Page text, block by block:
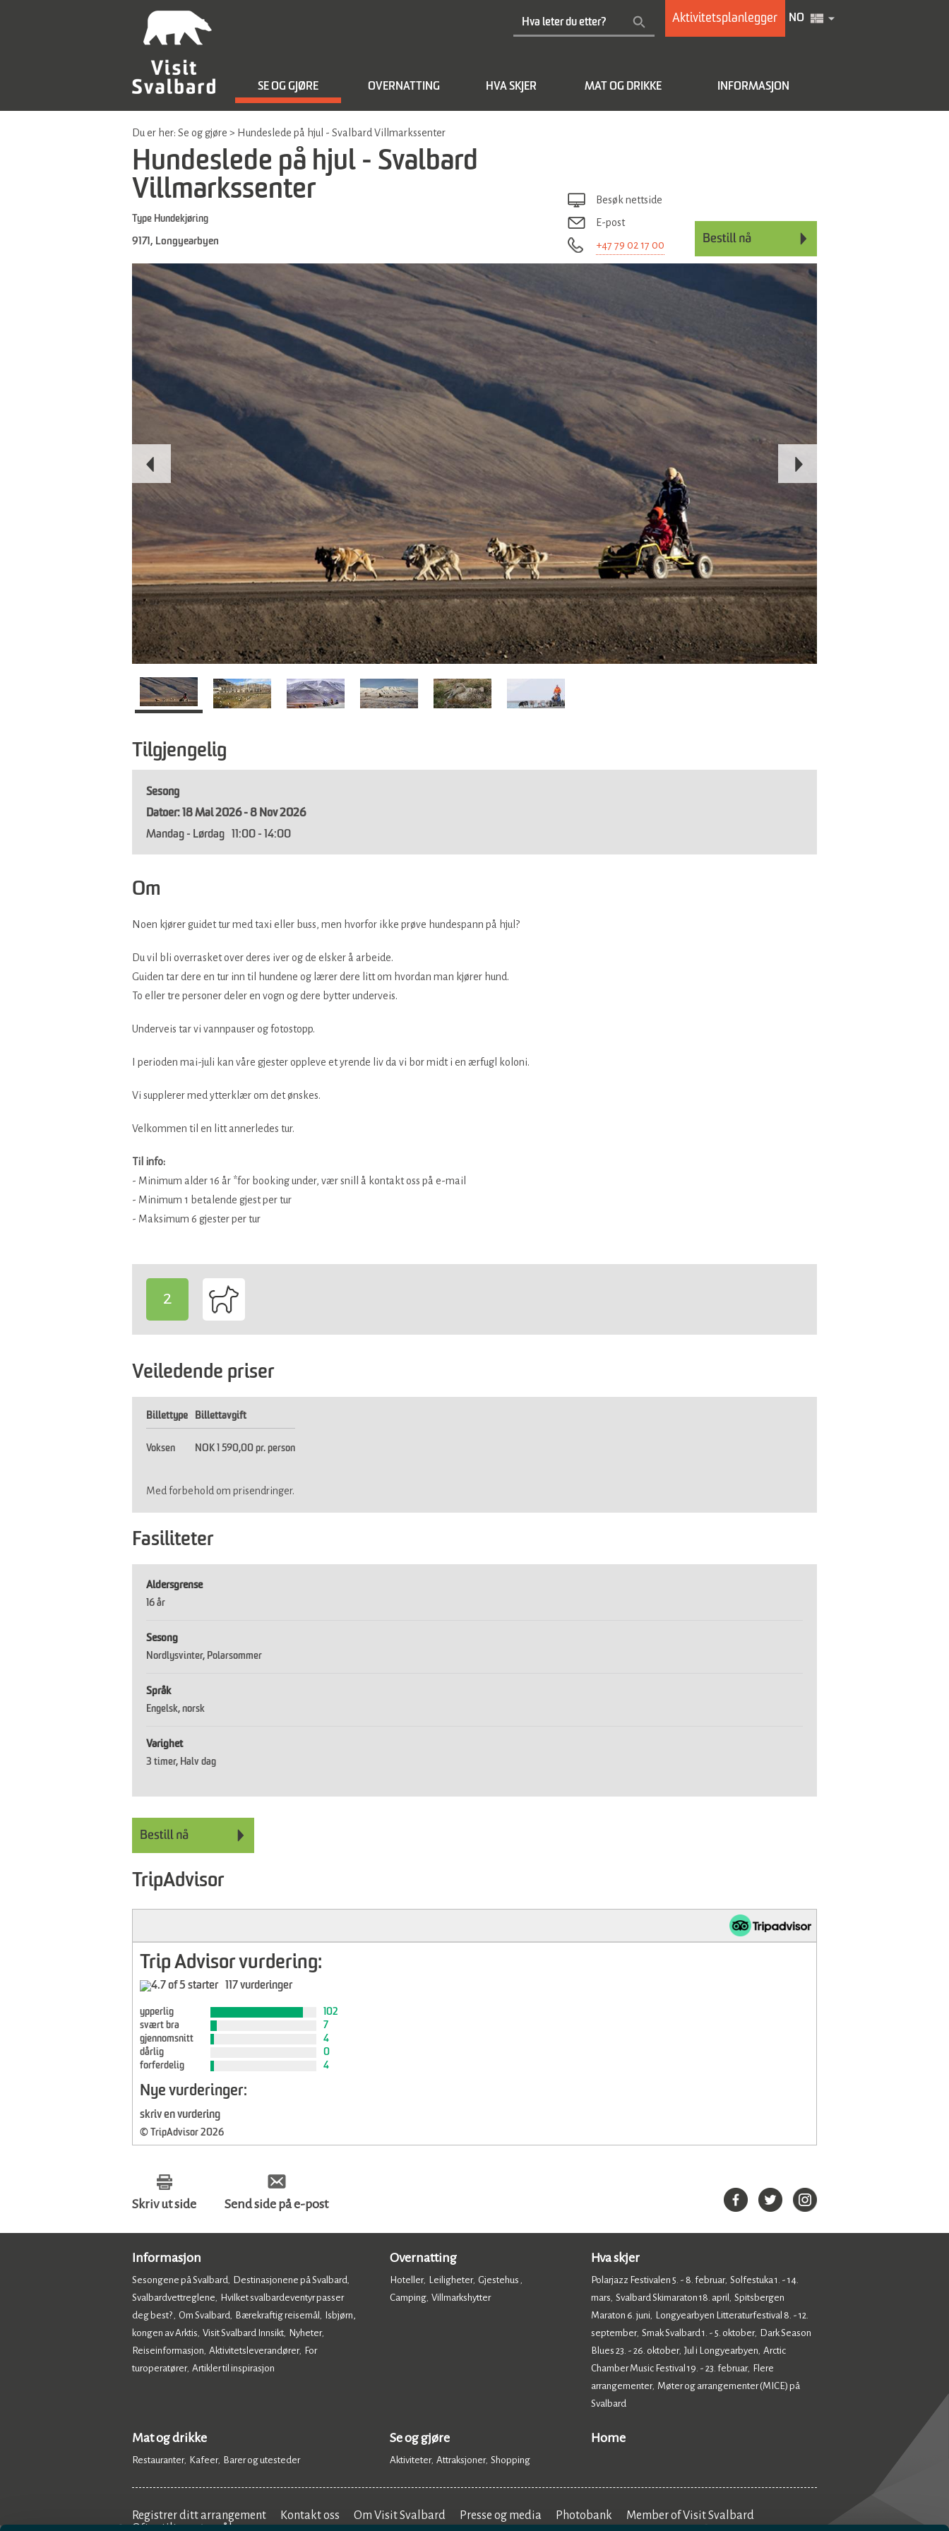
Aktivitetsplanlegger NO
SE OG GJØRE OVERNATTING HVA SKJER MAT OG DRIKKE INFORMASJON
Du er her: Se og gjøre > Hundeslede på hjul - Svalbard Villmarkssenter
Hundeslede på hjul - Svalbard
Villmarkssenter
Type Hundekjøring
9171 , Longyearbyen
Besøk nettside
E-post
+47 79 02 17 00
Tilgjengelig
Sesong
18 Mai 2026 - 8 Nov 2026
Mandag - Lørdag
11:00 - 14:00
Om
Noen kjører guidet tur med taxi eller buss, men hvorfor ikke prøve hundespann på hjul?
Du vil bli overrasket over deres iver og de elsker å arbeide.
Guiden tar dere en tur inn til hundene og lærer dere litt om hvordan man kjører hund.
To eller tre personer deler en vogn og dere bytter underveis.
Underveis tar vi vannpauser og fotostopp.
I perioden mai-juli kan våre gjester oppleve et yrende liv da vi bor midt i en ærfugl koloni.
Vi supplerer med ytterklær om det ønskes.
Velkommen til en litt annerledes tur.
Til info:
- Minimum alder 16 år *for booking under, vær snill å kontakt oss på e-mail
- Minimum 1 betalende gjest per tur
- Maksimum 6 gjester per tur
2
Veiledende priser
Billettype Billettavgift
Voksen NOK 1 590,00 pr. person
Med forbehold om prisendringer.
Fasiliteter
Aldersgrense
16 år
Sesong
Nordlysvinter Polarsommer
Språk
Engelsk norsk
Varighet
3 timer Halv dag
TripAdvisor
Trip Advisor vurdering:
117 vurderinger
ypperlig
102
svært bra
7
gjennomsnitt
4
dårlig
0
forferdelig
4
Nye vurderinger:
skriv en vurdering
© TripAdvisor 2026
Skriv ut side Send side på e-post
Informasjon
Sesongene på Svalbard, Destinasjonene på Svalbard,
Svalbardvettreglene,
Hvilket svalbardeventyr passer
deg best?, Om Svalbard, Bærekraftig reisemål ,
Isbjørn,
kongen av Arktis, Visit Svalbard Innsikt, Nyheter,
Reiseinformasjon, Aktivitetsleverandører,
For
turoperatører, Artikler til inspirasjon
Overnatting
Hoteller, Leiligheter, Gjestehus ,
Camping, Villmarkshytter,
Hva skjer
Polarjazz Festivalen 5. - 8. februar, Solfestuka 1. - 14.
mars, Svalbard Skimaraton 18. april , Spitsbergen
Maraton 6. juni,
Longyearbyen Litteraturfestival 8. - 12.
september, Smak Svalbard 1. - 5. oktober,
Dark Season
Blues 23. - 26. oktober, Jul i Longyearbyen, Arctic
Chamber Music Festival 19. - 23. februar,
Flere
arrangementer, Møter og arrangementer (MICE) på
Svalbard,
Mat og drikke
Restauranter, Kafeer, Barer og utesteder,
Se og gjøre
Aktiviteter, Attraksjoner, Shopping
Home
Registrer ditt arrangement Kontakt oss Om Visit Svalbard Presse og media Photobank
Member of Visit Svalbard
Ofte stilte spørsmål